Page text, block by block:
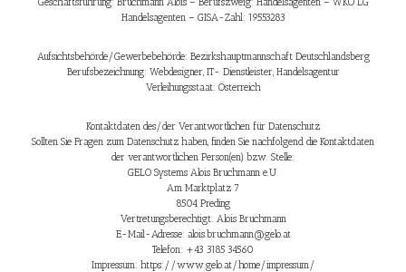
Geschäftsführung: Bruchmann Alois – Berufszweig: Handelsagenten – WKO LG
Handelsagenten – GISA-Zahl: 19553283
Aufsichtsbehörde/Gewerbebehörde: Bezirkshauptmannschaft Deutschlandsberg
Berufsbezeichnung: Webdesigner, IT- Dienstleister, Handelsagentur
Verleihungsstaat: Österreich
Kontaktdaten des/der Verantwortlichen für Datenschutz
Sollten Sie Fragen zum Datenschutz haben, finden Sie nachfolgend die Kontaktdaten
der verantwortlichen Person(en) bzw. Stelle:
GELO Systems Alois Bruchmann e.U.
Am Marktplatz 7
8504 Preding
Vertretungsberechtigt: Alois Bruchmann
E-Mail-Adresse: alois.bruchmann@gelo.at
Telefon: +43 3185 34560
Impressum: https://www.gelo.at/home/impressum/